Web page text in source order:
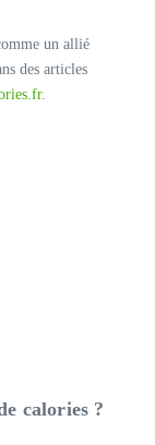
un allié
des articles
.
calories ?